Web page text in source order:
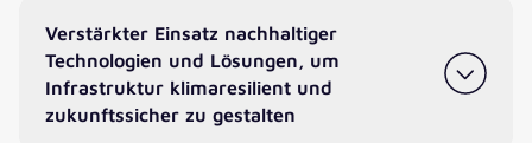
Verstärkter Einsatz nachhaltiger
Technologien und Lösungen, um
Infrastruktur klimaresilient und
zukunftssicher zu gestalten